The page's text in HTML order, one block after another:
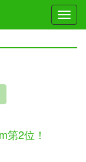
第2位！